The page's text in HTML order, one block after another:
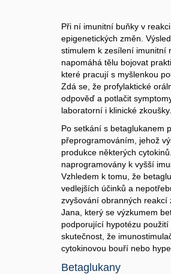
Při ní imunitní buňky v
epigenetických změn.
stimulem k zesílení imunitní
napomáhá tělu bojovat
které pracují s myšlenkou
Zdá se, že profylaktické
odpověď a potlačit
laboratorní i klinické zkoušky.
Po setkání s betaglukanem
přeprogramováním, jehož
produkce některých
naprogramovány k vyšší
Vzhledem k tomu, že
vedlejších účinků a
zvyšování obranných reakcí
Jana, který se výzkumem
podporující hypotézu
skutečnost, že
cytokinovou bouří nebo
Betaglukany